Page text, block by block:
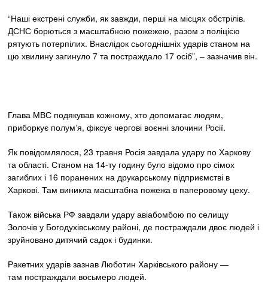
“Наші екстрені служби, як завжди, перші на місцях обстрілів.
ДСНС борються з масштабною пожежею, разом з поліцією
рятують потерпілих. Внаслідок сьогоднішніх ударів станом на
цю хвилину загинуло 7 та постраждало 17 осіб”, – зазначив він.
Глава МВС подякував кожному, хто допомагає людям,
приборкує полумʼя, фіксує чергові воєнні злочини Росії.
Як повідомлялося, 23 травня Росія завдала удару по Харкову
та області. Станом на 14-ту годину було відомо про сімох
загиблих і 16 поранених на друкарському підприємстві в
Харкові. Там виникла масштабна пожежа в паперовому цеху.
Також війська РФ завдали удару авіабомбою по селищу
Золочів у Богодухівському районі, де постраждали двоє людей і
зруйновано дитячий садок і будинки.
Ракетних ударів зазнав Люботин Харківського району —
там постраждали восьмеро людей.